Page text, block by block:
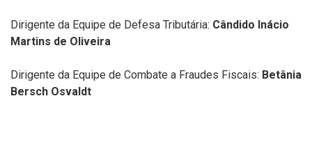
Dirigente da Equipe de Defesa Tributária: Cândido Inácio
Martins de Oliveira
Dirigente da Equipe de Combate a Fraudes Fiscais: Betânia
Bersch Osvaldt